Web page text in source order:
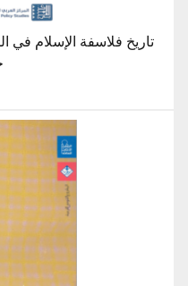
تاريخ فلاسفة الإسلام